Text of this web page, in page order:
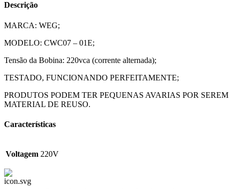
Descrição
MARCA: WEG;
MODELO: CWC07 – 01E;
Tensão da Bobina: 220vca (corrente alternada);
TESTADO, FUNCIONANDO PERFEITAMENTE;
PRODUTOS PODEM TER PEQUENAS AVARIAS POR SEREM
MATERIAL DE REUSO.
Características
Voltagem 220V